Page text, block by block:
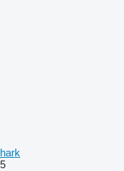
hark
5